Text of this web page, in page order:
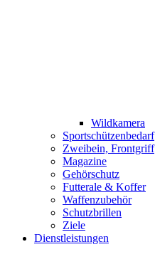
Wildkamera
Sportschützenbedarf
Zweibein, Frontgriff
Magazine
Gehörschutz
Futterale & Koffer
Waffenzubehör
Schutzbrillen
Ziele
Dienstleistungen